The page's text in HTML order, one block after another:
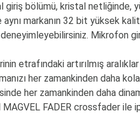
giriş bölümü, kristal netliğinde,
markanın 32 bit yüksek
Mikrofon
etrafındaki artırılmış
her zamankinden daha
her zamankinden daha
FADER crossfader ile